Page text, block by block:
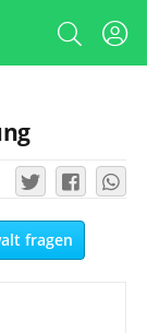
fragen